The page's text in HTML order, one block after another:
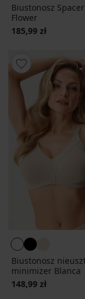
Biustonosz
Flower
185,99 zł
Biustonosz
minimizer Blanca
148,99 zł